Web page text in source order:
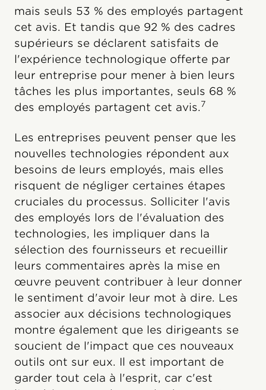
mais seuls 53 % des employés partagent
cet avis. Et tandis que 92 % des cadres
supérieurs se déclarent satisfaits de
l'expérience technologique offerte par
leur entreprise pour mener à bien leurs
tâches les plus importantes, seuls 68 %
des employés partagent cet avis.7
Les entreprises peuvent penser que les
nouvelles technologies répondent aux
besoins de leurs employés, mais elles
risquent de négliger certaines étapes
cruciales du processus. Solliciter l'avis
des employés lors de l'évaluation des
technologies, les impliquer dans la
sélection des fournisseurs et recueillir
leurs commentaires après la mise en
œuvre peuvent contribuer à leur donner
le sentiment d'avoir leur mot à dire. Les
associer aux décisions technologiques
montre également que les dirigeants se
soucient de l'impact que ces nouveaux
outils ont sur eux. Il est important de
garder tout cela à l'esprit, car c'est